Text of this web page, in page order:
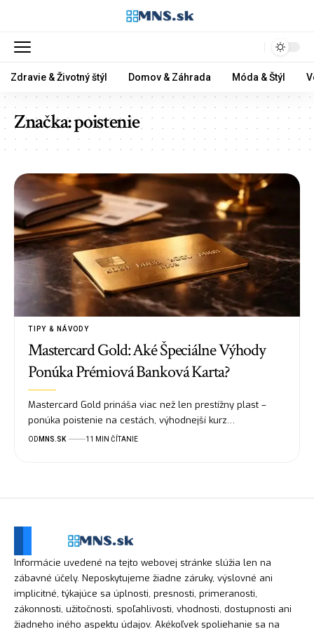
Zdravie & Životný štýl Domov & Záhrada Móda & Štýl
Značka:poistenie
TIPY & NÁVODY
Mastercard Gold: Aké Špeciálne Výhody
Ponúka Prémiová Banková Karta?
Mastercard Gold prináša viac než len prestížny plast –
ponúka poistenie na cestách, výhodnejší kurz…
OD MNS.SK 11 MIN ČÍTANIE
Informácie uvedené na tejto webovej stránke slúžia len na
zábavné účely. Neposkytujeme žiadne záruky, výslovné ani
implicitné, týkajúce sa úplnosti, presnosti, primeranosti,
zákonnosti, užitočnosti, spoľahlivosti, vhodnosti, dostupnosti ani
žiadneho iného aspektu údajov. Akékoľvek spoliehanie sa na